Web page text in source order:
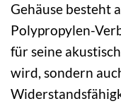
Gehäuse besteht
Polypropylen-
für seine
wird, sondern